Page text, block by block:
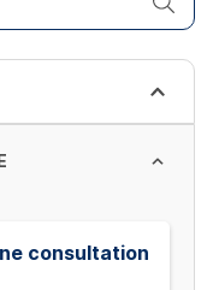
consultation